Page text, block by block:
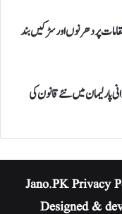
اسلامی کا پیٹرول لیوی کیخلاف 7 اگست کو 510 مقامات پر دھرنوں اور سڑکیں بند
پارلیمان میں نئے قانون کی
Privacy
Designed &